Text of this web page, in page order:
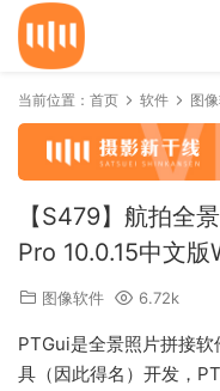
当前位置： 首页 软件 图
【S479】航拍全
Pro 10.0.15中文
图像软件 6.72k
PTGui是全景照片拼接
具（因此得名）开发，